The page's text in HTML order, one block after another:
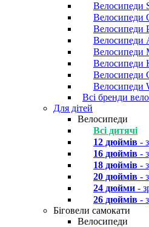
Велосипеди
Велосипеди
Велосипеди
Велосипеди
Велосипеди
Велосипеди
Велосипеди
Велосипеди
Всі бренди
Для дітей
Велосипеди
Всі дитячі
12 дюймів -
16 дюймів -
18 дюймів -
20 дюймів -
24 дюйми -
26 дюймів -
Біговели самокати
Велосипеди